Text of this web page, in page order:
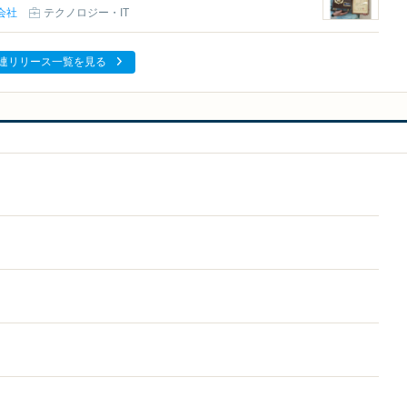
社 テクノロジー・IT
リリース一覧を見る